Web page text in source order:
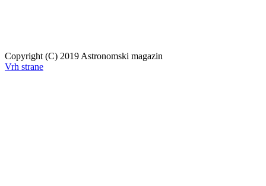
Copyright (C) 2019 Astronomski magazin
Vrh strane